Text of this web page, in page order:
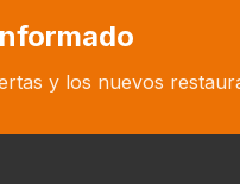
y los nuevos